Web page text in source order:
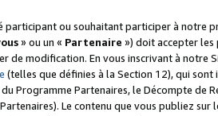
participant ou souhaitant participer à notre
» ou un « Partenaire ») doit accepter les
de modification. En vous inscrivant à notre
(telles que définies à la Section 12), qui
du Programme Partenaires, le Décompte de
Le contenu que vous publiez